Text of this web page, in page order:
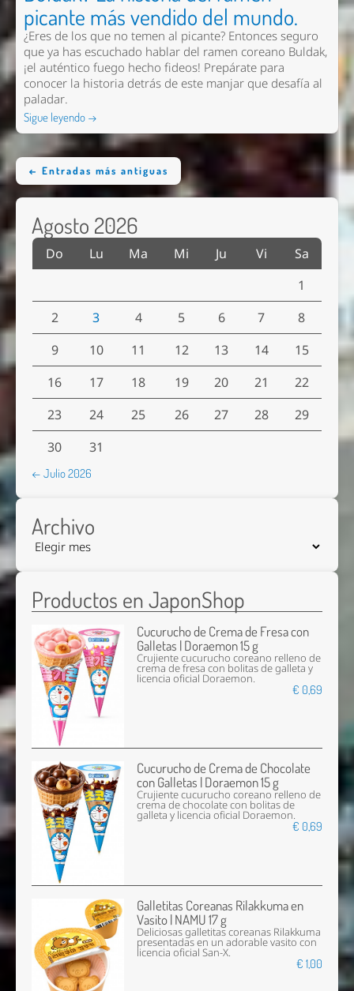
picante más vendido del mundo.
¿Eres de los que no temen al picante? Entonces seguro
que ya has escuchado hablar del ramen coreano Buldak,
¡el auténtico fuego hecho fideos! Prepárate para
conocer la historia detrás de este manjar que desafía al
paladar.
Sigue leyendo →
← Entradas más antiguas
Agosto 2026
Do Lu Ma Mi Ju Vi
Sa
1
2
3 4 5 6 7
8
9
10 11 12 13 14
15
16
17 18 19 20 21
22
23
24 25 26 27 28
29
30
31
← Julio 2026
Archivo
Productos en JaponShop
Cucurucho de Crema de Fresa con
Galletas | Doraemon 15 g
Crujiente cucurucho coreano relleno de
crema de fresa con bolitas de galleta y
licencia oficial Doraemon.
€ 0,69
Cucurucho de Crema de Chocolate
con Galletas | Doraemon 15 g
Crujiente cucurucho coreano relleno de
crema de chocolate con bolitas de
galleta y licencia oficial Doraemon.
€ 0,69
Galletitas Coreanas Rilakkuma en
Vasito | NAMU 17 g
Deliciosas galletitas coreanas Rilakkuma
presentadas en un adorable vasito con
licencia oficial San-X.
€ 1,00